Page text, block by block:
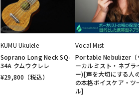
KUMU Ukulele
Soprano Long Neck SQ-
34A クムウクレレ
¥29,800 （税込）
Vocal Mist
Portable Nebulizer（
ーカルミスト・ネブラ
ー)[声を大切にする人
の本格ボイスケア・ツ
ル]